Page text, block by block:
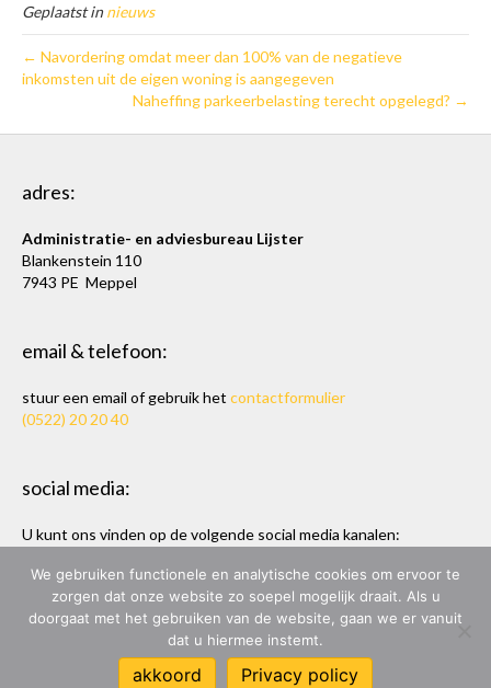
Geplaatst innieuws
← Navordering omdat meer dan 100% van de negatieve
inkomsten uit de eigen woning is aangegeven
Naheffing parkeerbelasting terecht opgelegd? →
adres:
Administratie- en adviesbureau Lijster
Blankenstein 110
7943 PE Meppel
email & telefoon:
stuur een email of gebruik het contactformulier
(0522) 20 20 40
social media:
U kunt ons vinden op de volgende social media kanalen:
ADMINISTRATIE- & ADVIESBUREAU LIJSTER
ONTWERP & BOUW: MARC HOPPEN
We gebruiken functionele en analytische cookies om ervoor te
zorgen dat onze website zo soepel mogelijk draait. Als u
doorgaat met het gebruiken van de website, gaan we er vanuit
dat u hiermee instemt.
akkoord Privacy policy